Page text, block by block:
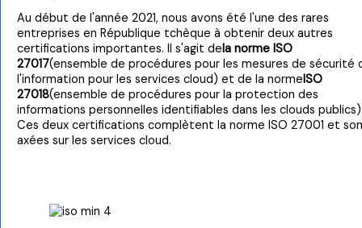
Au début de l'année 2021, nous avons été l'une des rares
entreprises en République tchèque à obtenir deux autres
certifications importantes. Il s'agit dela norme ISO
27017(ensemble de procédures pour les mesures de sécurité
l'information pour les services cloud) et de la normeISO
27018(ensemble de procédures pour la protection des
informations personnelles identifiables dans les clouds
Ces deux certifications complètent la norme ISO 27001 et
axées sur les services cloud.